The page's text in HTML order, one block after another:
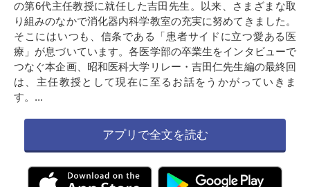
の第6代主任教授に就任した吉田先生。以来、さまざまな取
り組みのなかで消化器内科学教室の充実に努めてきました。
そこにはいつも、信条である「患者サイドに立つ愛ある医
療」が息づいています。各医学部の卒業生をインタビューで
つなぐ本企画、昭和医科大学リレー・吉田仁先生編の最終回
は、主任教授として現在に至るお話をうかがっていきま
す。...
アプリで全文を読む